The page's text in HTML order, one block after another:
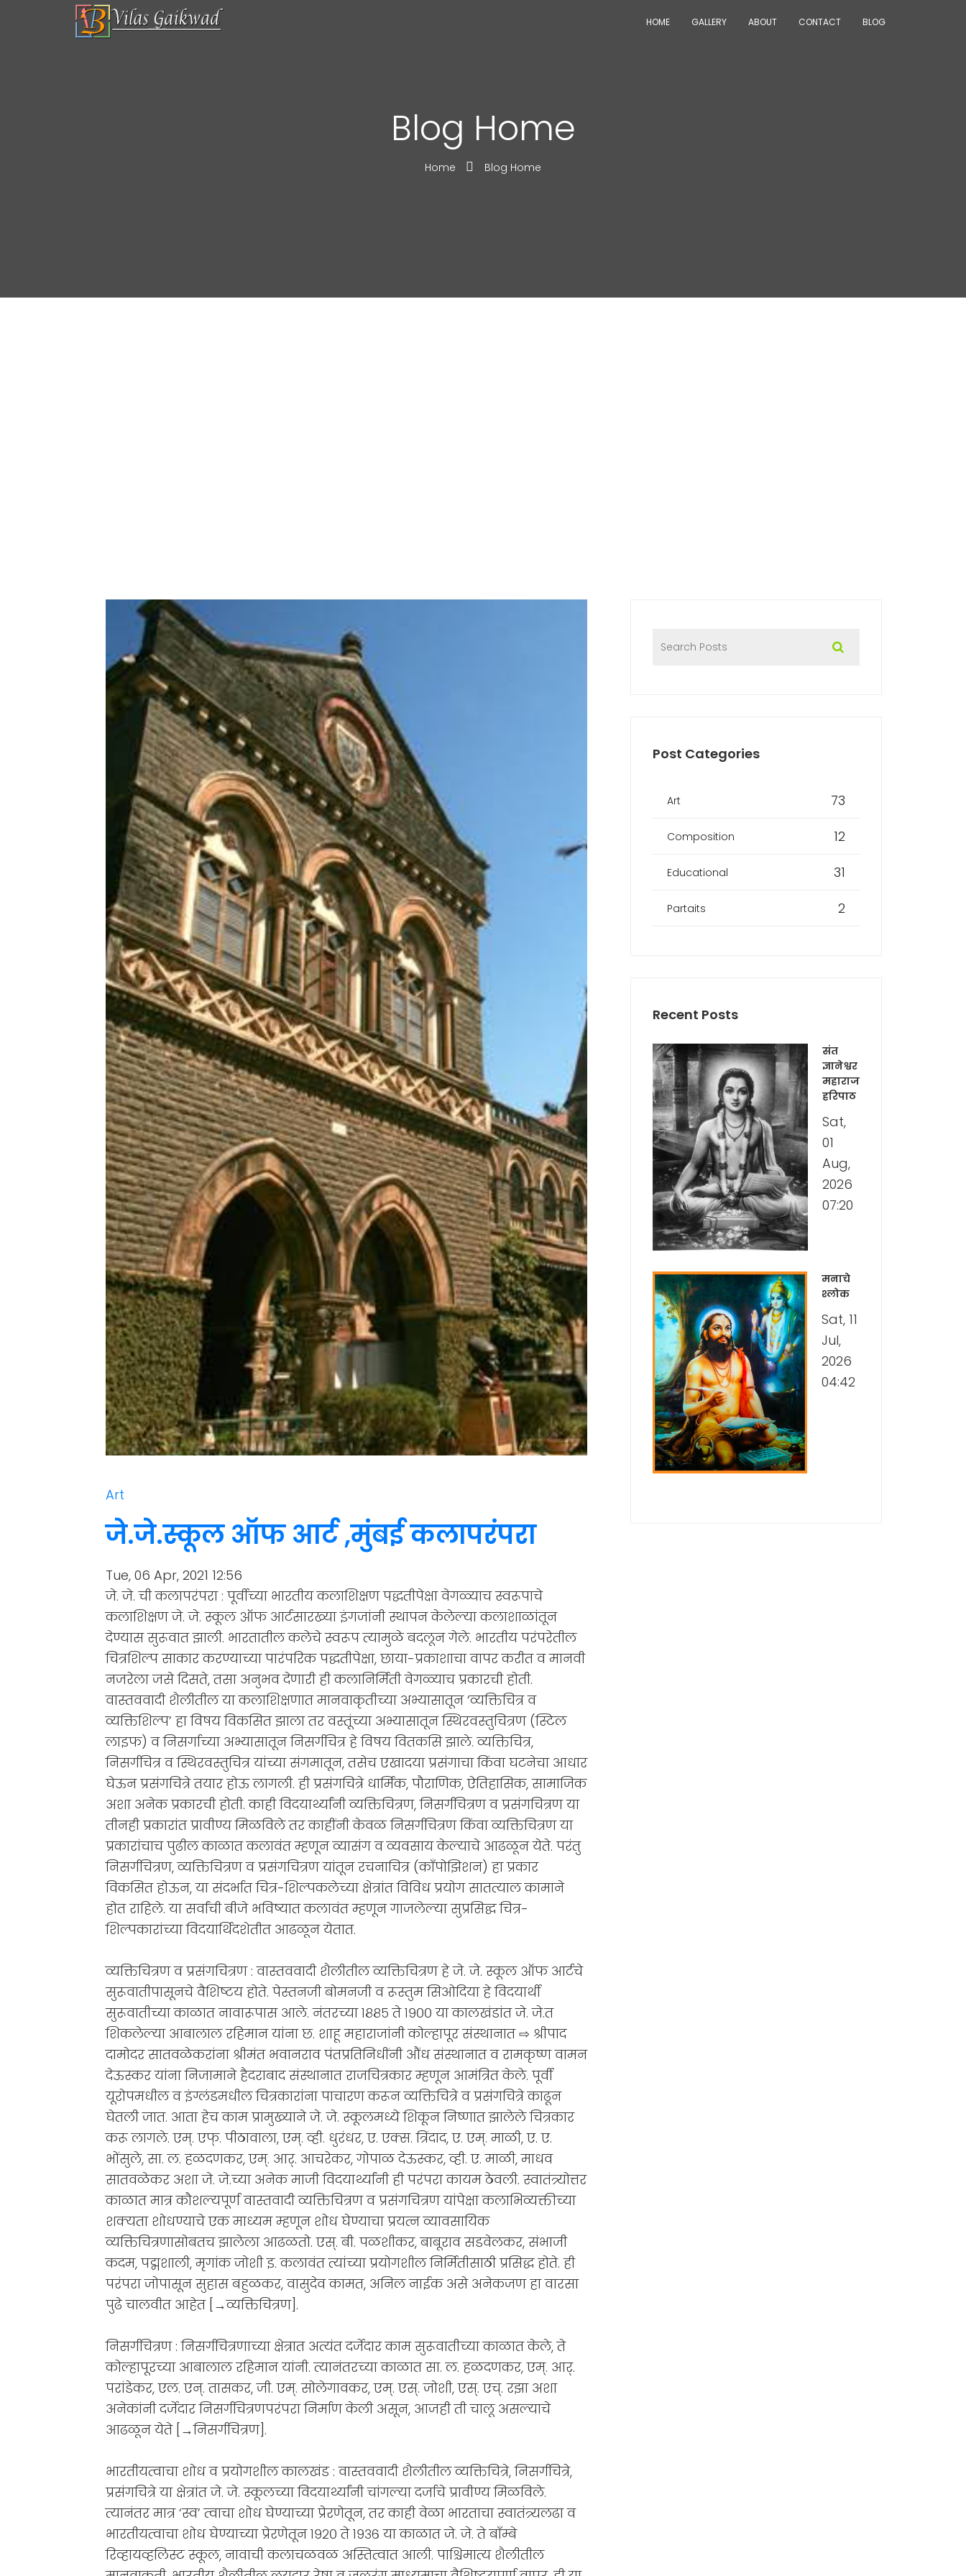
HOME GALLERY ABOUT CONTACT BLOG
Blog Home
Home Blog Home
Art
जे.जे.स्कूल ऑफ आर्ट ,मुंबई कलापरंपरा
Tue, 06 Apr, 2021 12:56
जे. जे. ची कलापरंपरा : पूर्वीच्या भारतीय कलाशिक्षण पद्धतीपेक्षा वेगळ्याच स्वरूपाचे
कलाशिक्षण जे. जे. स्कूल ऑफ आर्टसारख्या इंगजांनी स्थापन केलेल्या कलाशाळांतून
देण्यास सुरूवात झाली. भारतातील कलेचे स्वरूप त्यामुळे बदलून गेले. भारतीय परंपरेतील
चित्रशिल्प साकार करण्याच्या पारंपरिक पद्धतीपेक्षा, छाया-प्रकाशाचा वापर करीत व मानवी
नजरेला जसे दिसते, तसा अनुभव देणारी ही कलानिर्मिती वेगळ्याच प्रकारची होती.
वास्तववादी शैलीतील या कलाशिक्षणात मानवाकृतीच्या अभ्यासातून ‘व्यक्तिचित्र व
व्यक्तिशिल्प’ हा विषय विकसित झाला तर वस्तूंच्या अभ्यासातून स्थिरवस्तुचित्रण (स्टिल
लाइफ) व निसर्गाच्या अभ्यासातून निसर्गचित्र हे विषय वितकसि झाले. व्यक्तिचित्र,
निसर्गचित्र व स्थिरवस्तुचित्र यांच्या संगमातून, तसेच एखादया प्रसंगाचा किंवा घटनेचा आधार
घेऊन प्रसंगचित्रे तयार होऊ लागली. ही प्रसंगचित्रे धार्मिक, पौराणिक, ऐतिहासिक, सामाजिक
अशा अनेक प्रकारची होती. काही विदयार्थ्यांनी व्यक्तिचित्रण, निसर्गचित्रण व प्रसंगचित्रण या
तीनही प्रकारांत प्रावीण्य मिळविले तर काहींनी केवळ निसर्गचित्रण किंवा व्यक्तिचित्रण या
प्रकारांचाच पुढील काळात कलावंत म्हणून व्यासंग व व्यवसाय केल्याचे आढळून येते. परंतु
निसर्गचित्रण, व्यक्तिचित्रण व प्रसंगचित्रण यांतून रचनाचित्र (काँपोझिशन) हा प्रकार
विकसित होऊन, या संदर्भात चित्र-शिल्पकलेच्या क्षेत्रांत विविध प्रयोग सातत्याल कामाने
होत राहिले. या सर्वांची बीजे भविष्यात कलावंत म्हणून गाजलेल्या सुप्रसिद्घ चित्र-
शिल्पकारांच्या विदयार्थिदशेतीत आढळून येतात.
व्यक्तिचित्रण व प्रसंगचित्रण : वास्तववादी शैलीतील व्यक्तिचित्रण हे जे. जे. स्कूल ऑफ आर्टचे
सुरूवातीपासूनचे वैशिष्टय होते. पेस्तनजी बोमनजी व रूस्तुम सिओदिया हे विदयार्थी
सुरूवातीच्या काळात नावारूपास आले. नंतरच्या १८८५ ते १९०० या कालखंडांत जे. जे.त
शिकलेल्या आबालाल रहिमान यांना छ. शाहू महाराजांनी कोल्हापूर संस्थानात ⇨ श्रीपाद
दामोदर सातवळेकरांना श्रीमंत भवानराव पंतप्रतिनिधींनी औंध संस्थानात व रामकृष्ण वामन
देऊस्कर यांना निजामाने हैदराबाद संस्थानात राजचित्रकार म्हणून आमंत्रित केले. पूर्वी
यूरोपमधील व इंग्लंडमधील चित्रकारांना पाचारण करून व्यक्तिचित्रे व प्रसंगचित्रे काढून
घेतली जात. आता हेच काम प्रामुख्याने जे. जे. स्कूलमध्ये शिकून निष्णात झालेले चित्रकार
करू लागले. एम्. एफ्. पीठावाला, एम्. व्ही. धुरंधर, ए. एक्स. त्रिंदाद, ए. एम्. माळी, ए. ए.
भोंसुले, सा. ल. हळदणकर, एम्. आर्. आचरेकर, गोपाळ देऊस्कर, व्ही. ए. माळी, माधव
सातवळेकर अशा जे. जे.च्या अनेक माजी विदयार्थ्यांनी ही परंपरा कायम ठेवली. स्वातंत्र्योत्तर
काळात मात्र कौशल्यपूर्ण वास्तवादी व्यक्तिचित्रण व प्रसंगचित्रण यांपेक्षा कलाभिव्यक्तीच्या
शक्यता शोधण्याचे एक माध्यम म्हणून शोध घेण्याचा प्रयत्न व्यावसायिक
व्यक्तिचित्रणासोबतच झालेला आढळतो. एस्. बी. पळशीकर, बाबूराव सडवेलकर, संभाजी
कदम, पद्मशाली, मृगांक जोशी इ. कलावंत त्यांच्या प्रयोगशील निर्मितीसाठी प्रसिद्ध होते. ही
परंपरा जोपासून सुहास बहुळकर, वासुदेव कामत, अनिल नाईक असे अनेकजण हा वारसा
पुढे चालवीत आहेत [→व्यक्तिचित्रण].
निसर्गचित्रण : निसर्गचित्रणाच्या क्षेत्रात अत्यंत दर्जेदार काम सुरूवातीच्या काळात केले, ते
कोल्हापूरच्या आबालाल रहिमान यांनी. त्यानंतरच्या काळात सा. ल. हळदणकर, एम्. आर्.
परांडेकर, एल. एन्. तासकर, जी. एम्. सोलेगावकर, एम्. एस्. जोशी, एस्. एच्. रझा अशा
अनेकांनी दर्जेदार निसर्गचित्रणपरंपरा निर्माण केली असून, आजही ती चालू असल्याचे
आढळून येते [→निसर्गचित्रण].
भारतीयत्वाचा शोध व प्रयोगशील कालखंड : वास्तववादी शैलीतील व्यक्तिचित्रे, निसर्गचित्रे,
प्रसंगचित्रे या क्षेत्रांत जे. जे. स्कूलच्या विदयार्थ्यांनी चांगल्या दर्जाचे प्रावीण्य मिळविले.
त्यानंतर मात्र ‘स्व’ त्वाचा शोध घेण्याच्या प्रेरणेतून, तर काही वेळा भारताचा स्वातंत्र्यलढा व
भारतीयत्वाचा शोध घेण्याच्या प्रेरणेतून १९२० ते १९३६ या काळात जे. जे. ते बाँम्बे
रिव्हायव्हलिस्ट स्कूल, नावाची कलाचळवळ अस्तित्वात आली. पाश्चिमात्य शैलीतील
Post Categories
Art 73
Composition 12
Educational 31
Partaits 2
Recent Posts
संत
ज्ञानेश्वर
महाराज
हरिपाठ
Sat,
01
Aug,
2026
07:20
मनाचे
श्लोक
Sat, 11
Jul,
2026
04:42